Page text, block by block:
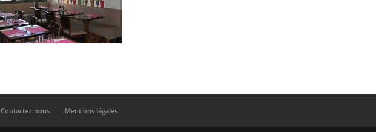
Contactez-nous Mentions légales